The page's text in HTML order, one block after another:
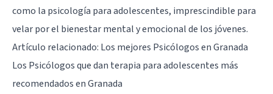
como la psicología para adolescentes, imprescindible para
velar por el bienestar mental y emocional de los jóvenes.
Artículo relacionado: Los mejores Psicólogos en Granada
Los Psicólogos que dan terapia para adolescentes más
recomendados en Granada